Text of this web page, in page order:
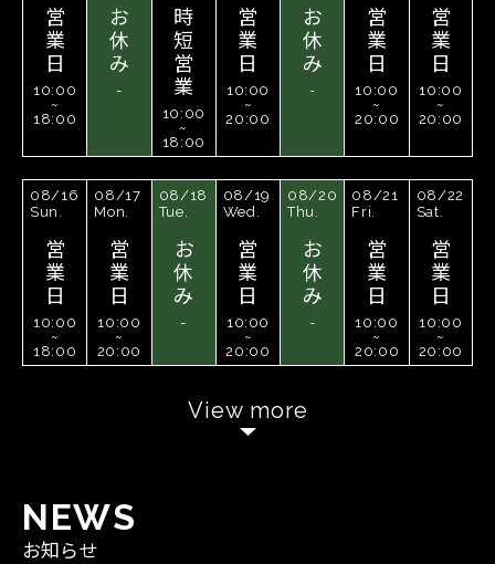
営
業
日
10:00
~
18:00
お
休
み
-
時
短
営
業
10:00
~
18:00
営
業
日
10:00
~
20:00
お
休
み
-
営
業
日
10:00
~
20:00
営
業
日
10:00
~
20:00
08/16
Sun.
営
業
日
10:00
~
18:00
08/17
Mon.
営
業
日
10:00
~
20:00
08/18
Tue.
お
休
み
-
08/19
Wed.
営
業
日
10:00
~
20:00
08/20
Thu.
お
休
み
-
08/21
Fri.
営
業
日
10:00
~
20:00
08/22
Sat.
営
業
日
10:00
~
20:00
View more
NEWS
お知らせ